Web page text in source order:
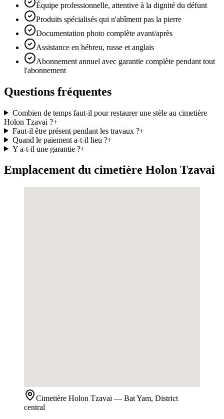
Équipe professionnelle, attentive à la dignité du défunt
Produits spécialisés qui n'abîment pas la pierre
Documentation photo complète avant/après
Assistance en hébreu, russe et anglais
Abonnement annuel avec garantie complète pendant tout
l'abonnement
Questions fréquentes
Combien de temps faut-il pour restaurer une stèle au cimetière
Holon Tzavai ?+
Faut-il être présent pendant les travaux ?+
Quand le paiement a-t-il lieu ?+
Y a-t-il une garantie ?+
Emplacement du cimetière Holon Tzavai
Cimetière Holon Tzavai — Bat Yam, District
central